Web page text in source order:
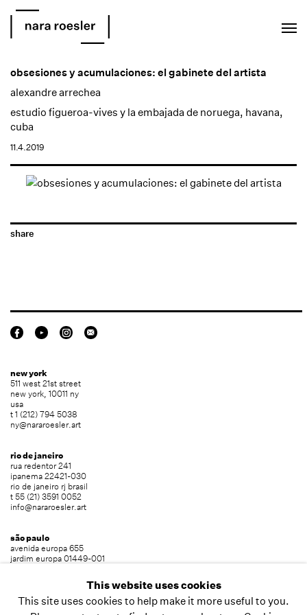
obsesiones y acumulaciones: el gabinete del artista
alexandre arrechea
estudio figueroa-vives y la embajada de noruega, havana,
cuba
11.4.2019
share
new york
511 west 21st street
new york, 10011 ny
usa
t 1 (212) 794 5038
ny@nararoesler.art
rio de janeiro
rua redentor 241
ipanema 22421-030
rio de janeiro rj brasil
t 55 (21) 3591 0052
info@nararoesler.art
são paulo
avenida europa 655
jardim europa 01449-001
This website uses cookies
This site uses cookies to help make it more useful to you.